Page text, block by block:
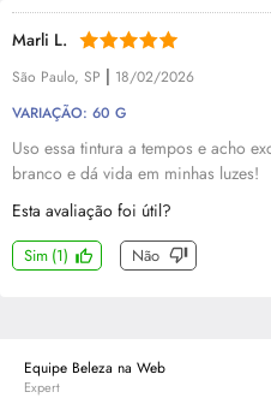
Marli L.
São Paulo, SP | 18/02/2026
VARIAÇÃO: 60 G
Uso essa tintura a tempos e acho
branco e dá vida em minhas luzes!
Esta avaliação foi útil?
Sim (1) Não
Equipe Beleza na Web
Expert